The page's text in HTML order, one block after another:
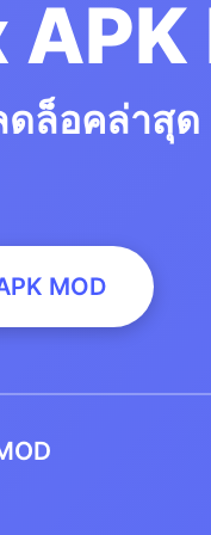
ดล็อคล่าสุด
MOD